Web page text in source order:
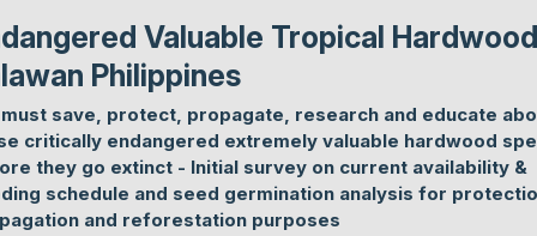
Valuable Tropical
Philippines
save, protect, propagate, research and educate
critically endangered extremely valuable hardwood
they go extinct - Initial survey on current availability &
schedule and seed germination analysis for
and reforestation purposes